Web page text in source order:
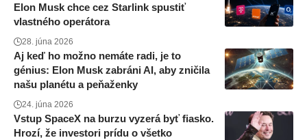
Elon Musk chce cez Starlink spustiť
vlastného operátora
28. júna 2026
Aj keď ho možno nemáte radi, je to
génius: Elon Musk zabráni AI, aby zničila
našu planétu a peňaženky
24. júna 2026
Vstup SpaceX na burzu vyzerá byť fiasko.
Hrozí, že investori prídu o všetko